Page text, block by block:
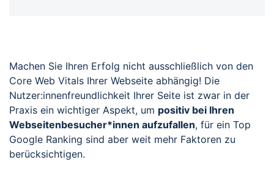
Machen Sie Ihren Erfolg nicht ausschließlich von den
Core Web Vitals Ihrer Webseite abhängig! Die
Nutzer:innenfreundlichkeit Ihrer Seite ist zwar in der
Praxis ein wichtiger Aspekt, um positiv bei Ihren
Webseitenbesucher*innen aufzufallen, für ein Top
Google Ranking sind aber weit mehr Faktoren zu
berücksichtigen.